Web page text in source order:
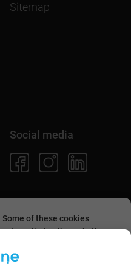
of these cookies
to optimize the website
you agree to allow
Sitemap
Social media